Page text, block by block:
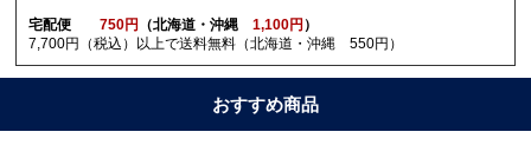
宅配便750円 （北海道・沖縄1,100円 ）
7,700円（税込）以上で送料無料（北海道・沖縄 550円）
おすすめ商品